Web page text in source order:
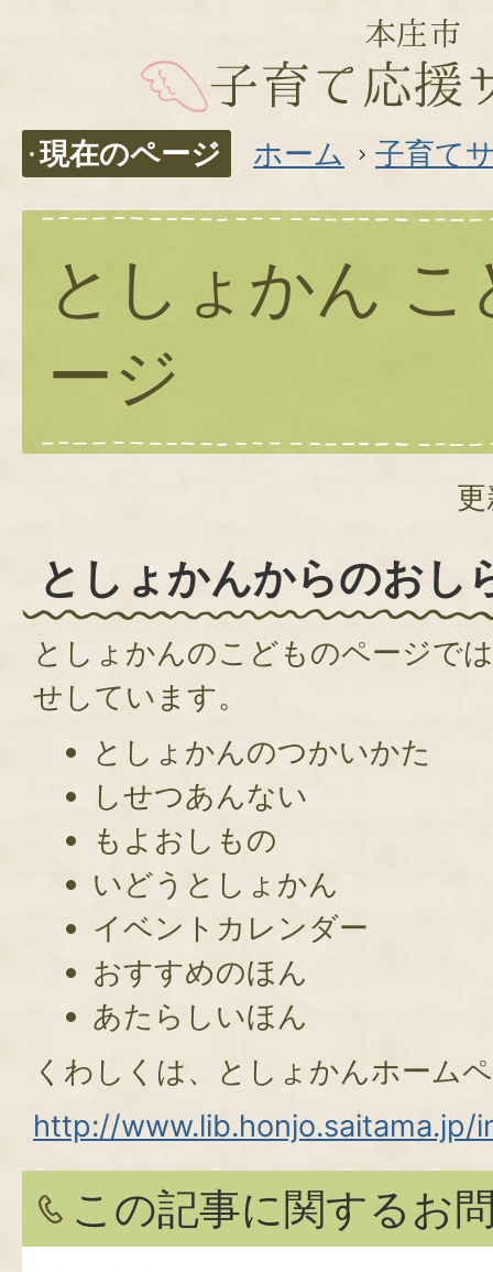
現在のページ ホーム 子育て
としょかん
ージ
としょかんからのおし
としょかんのこどものページで
せしています。
としょかんのつかいかた
しせつあんない
もよおしもの
いどうとしょかん
イベントカレンダー
おすすめのほん
あたらしいほん
くわしくは、としょかんホーム
http://www.lib.honjo.saitama.jp/
この記事に関するお